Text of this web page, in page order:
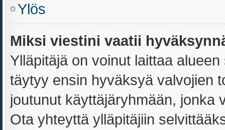
Ylös
Miksi viestini vaatii
Ylläpitäjä on voinut laittaa
täytyy ensin hyväksyä valvojien
joutunut käyttäjäryhmään, jonka
Ota yhteyttä ylläpitäjiin